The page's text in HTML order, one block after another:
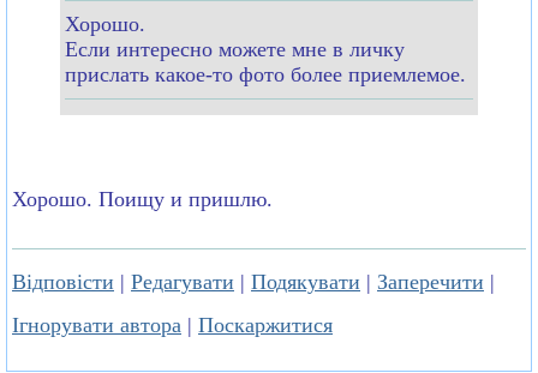
Хорошо.
Если интересно можете мне в личку
прислать какое-то фото более приемлемое.
Хорошо. Поищу и пришлю.
Відповісти | Редагувати | Подякувати | Заперечити |
Ігнорувати автора | Поскаржитися